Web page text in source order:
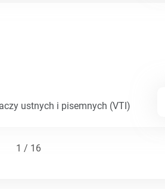
ustnych i pisemnych (VTI)
1 / 16